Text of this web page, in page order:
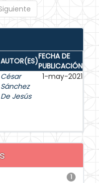
AUTOR(ES)FECHA DE
PUBLICACIÓN
César
Sánchez
De Jesús
1-may-2021
1